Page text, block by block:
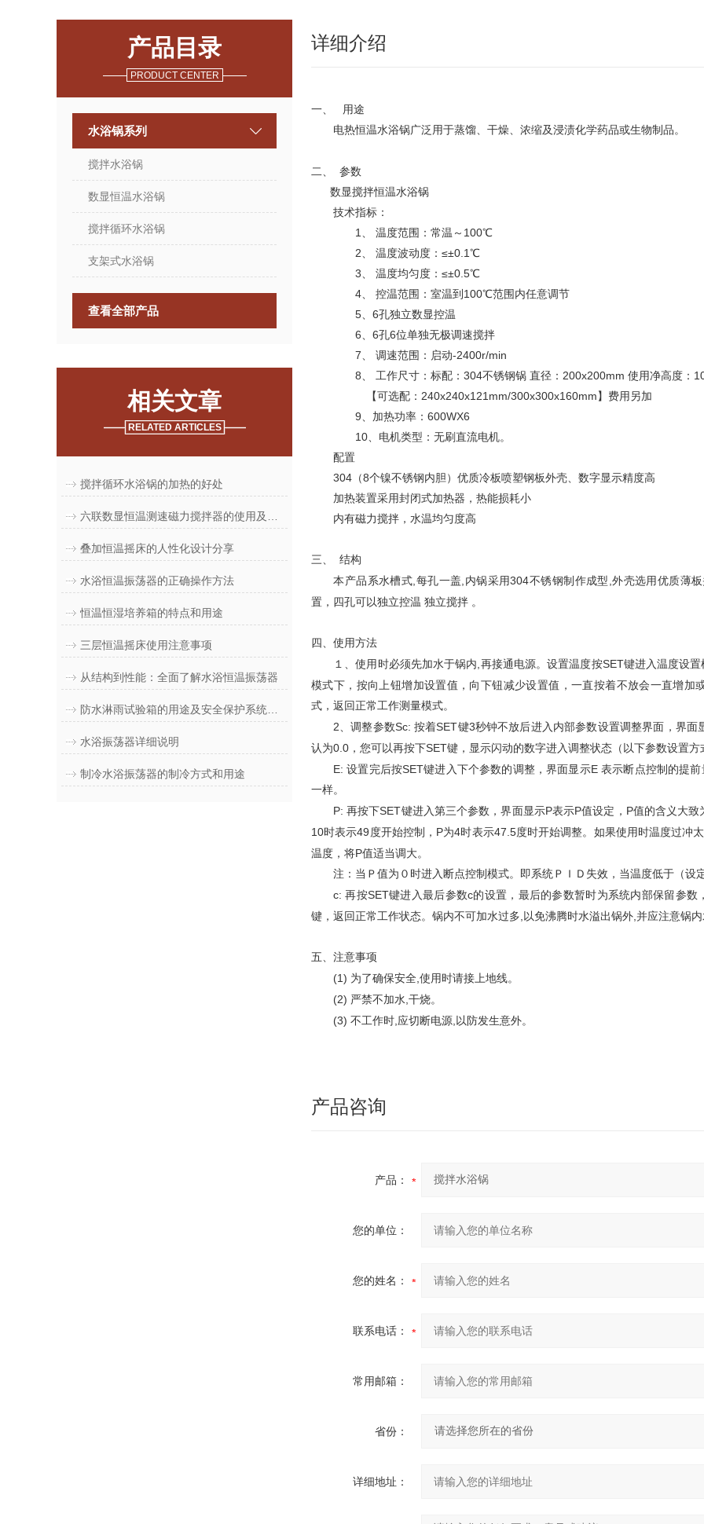
产品目录
PRODUCT CENTER
水浴锅系列
搅拌水浴锅
数显恒温水浴锅
搅拌循环水浴锅
支架式水浴锅
查看全部产品
相关文章
RELATED ARTICLES
搅拌循环水浴锅的加热的好处
叠加恒温摇床的人性化设计分享
水浴恒温振荡器的正确操作方法
恒温恒湿培养箱的特点和用途
三层恒温摇床使用注意事项
从结构到性能：全面了解水浴恒温振荡器
水浴振荡器详细说明
制冷水浴振荡器的制冷方式和用途
详细介绍
一、
用途
电热恒温水浴锅广泛用于蒸馏、干燥、浓缩及浸渍化学药品或生物制品。
二、 参数
数显搅拌恒温水浴锅
技术指标：
1、 温度范围：常温～100℃
2、 温度波动度：≤±0.1℃
3、 温度均匀度：≤±0.5℃
4、 控温范围：室温到100℃范围内任意调节
5、6孔独立数显控温
6、6孔6位单独无极调速搅拌
7、 调速范围：启动-2400r/min
8、 工作尺寸：标配：304不锈钢锅 直径：200x200mm 使用净高度：
【可选配：240x240x121mm/300x300x160mm】费用另加
9、加热功率：600WX6
10、电机类型：无刷直流电机。
配置
304（8个镍不锈钢内胆）优质冷板喷塑钢板外壳、数字显示精度高
加热装置采用封闭式加热器，热能损耗小
内有磁力搅拌，水温均匀度高
三、
结构
本产品系水槽式 每孔一盖 内锅采用304不锈钢制作成型 外壳选用优质薄
置，四孔可以独立控温 独立搅拌 。
四、使用方法
１、使用时必须先加水于锅内 再接通电源。设置温度按SET键进入温度设
模式下，按向上钮增加设置值，向下钮减少设置值，一直按着不放会一直增加
式，返回正常工作测量模式。
2、调整参数Sc:按着SET键3秒钟不放后进入内部参数设置调整界面，界面
认为0.0 ，您可以再按下SET键，显示闪动的数字进入调整状态（以下参数设置
E:设置完后按SET键进入下个参数的调整，界面显示E表示断点控制的提前
一样。
P:再按下SET键进入第三个参数，界面显示P表示P值设定， P值的含义大致
10时表示49 度开始控制， P为4时表示47.5度时开始调整。如果使用时温度过冲
温度，将P值适当调大。
注：当Ｐ值为０时进入断点控制模式。即系统ＰＩＤ失效，当温度低于（设
c:再按SET键进入最后参数c的设置，最后的参数暂时为系统内部保留参数
键，返回正常工作状态。锅内不可加水过多 以免沸腾时水溢出锅外 并应注意锅
五、注意事项
(1) 为了确保安全 使用时请接上地线。
(2) 严禁不加水 干烧。
(3) 不工作时 应切断电源 以防发生意外。
产品咨询
产品：
您的单位：
您的姓名：
联系电话：
常用邮箱：
省份：
详细地址：